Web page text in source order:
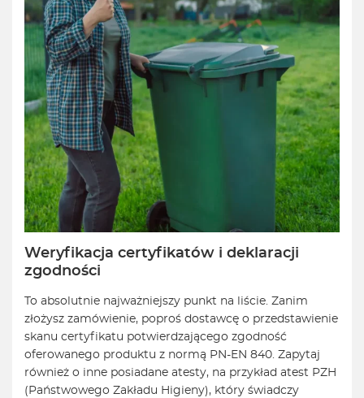
Weryfikacja certyfikatów i deklaracji
zgodności
To absolutnie najważniejszy punkt na liście. Zanim
złożysz zamówienie, poproś dostawcę o przedstawienie
skanu certyfikatu potwierdzającego zgodność
oferowanego produktu z normą PN-EN 840. Zapytaj
również o inne posiadane atesty, na przykład atest PZH
(Państwowego Zakładu Higieny), który świadczy